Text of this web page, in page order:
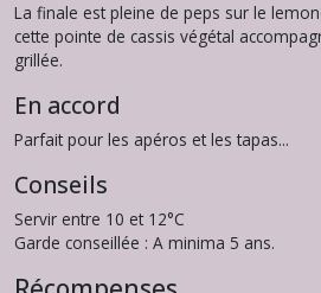
La finale est pleine de peps sur le
cette pointe de cassis végétal
grillée.
En accord
Parfait pour les apéros et les tapas...
Conseils
Servir entre 10 et 12°C
Garde conseillée : A minima 5 ans.